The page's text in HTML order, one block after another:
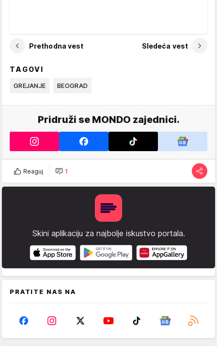
Prethodna vest Sledeća vest
TAGOVI
GREJANJE BEOGRAD
Pridruži se MONDO zajednici.
Reaguj 1
Skini aplikaciju za najbolje iskustvo portala.
PRATITE NAS NA